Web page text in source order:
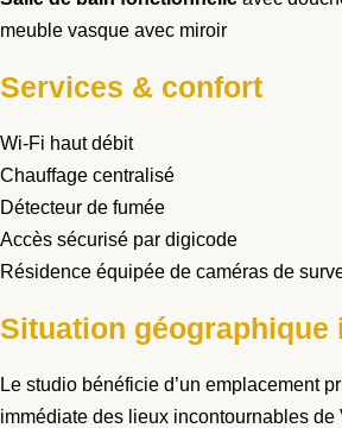
meuble vasque avec miroir
Services & confort
Wi-Fi haut débit
Chauffage centralisé
Détecteur de fumée
Accès sécurisé par digicode
Résidence équipée de caméras de
Situation géographique
Le studio bénéficie d’un emplacement
immédiate des lieux incontournables de